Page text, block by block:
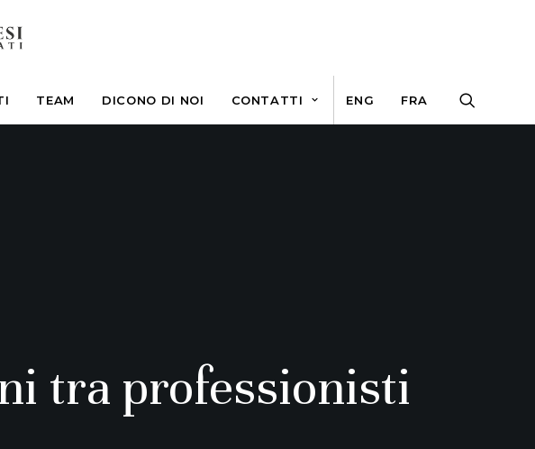
TEAM DICONO DI NOI CONTATTI ENG FRA
tra professionisti